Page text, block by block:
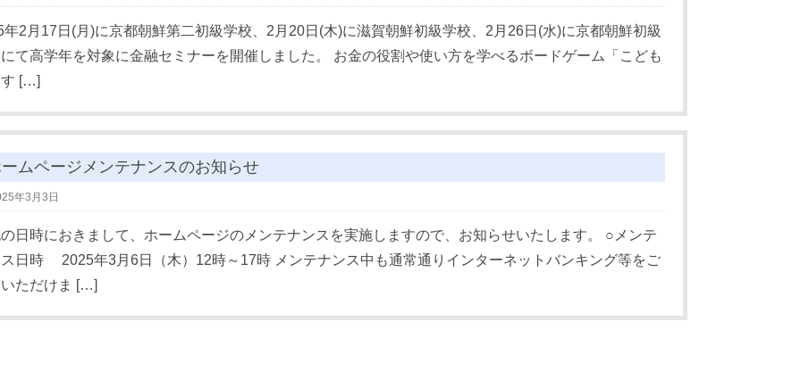
年2月17日(月)に京都朝鮮第二初級学校、2月20日(木)に滋賀朝鮮初級学校、2月26日(水)に京都朝鮮初級
て高学年を対象に金融セミナーを開催しました。 お金の役割や使い方を学べるボードゲーム「こども
す […]
ムページメンテナンスのお知らせ
年3月3日
日時におきまして、ホームページのメンテナンスを実施しますので、お知らせいたします。 ○メンテ
日時 2025年3月6日（木）12時～17時 メンテナンス中も通常通りインターネットバンキング等をご
ただけま […]